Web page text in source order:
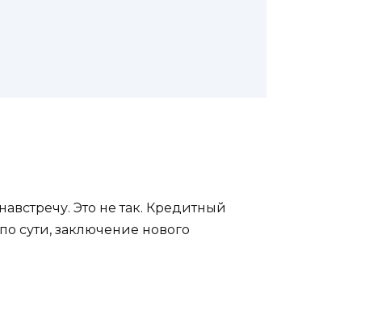
Это не так. Кредитный
сути, заключение нового